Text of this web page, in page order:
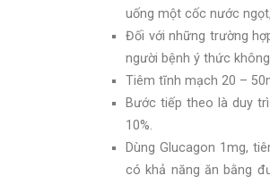
uống một cốc nước
Đối với những trường
người bệnh ý thức
Tiêm tĩnh mạch 20 –
Bước tiếp theo là duy
10%.
Dùng Glucagon 1mg,
có khả năng ăn bằng